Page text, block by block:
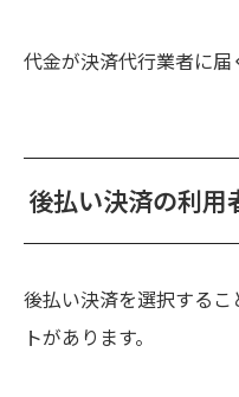
代金が決済代行業者に届
後払い決済の利用
後払い決済を選択するこ
トがあります。